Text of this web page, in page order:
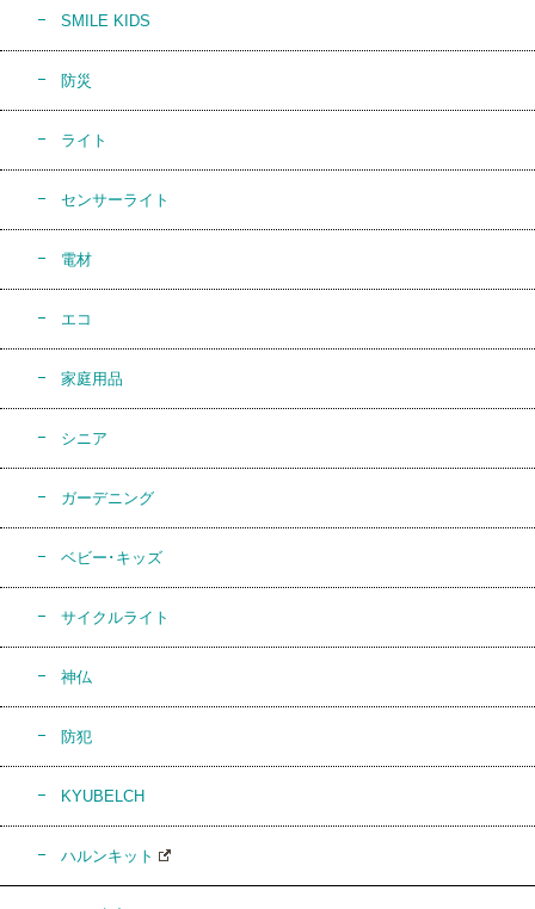
SMILE KIDS
防災
ライト
センサーライト
電材
エコ
家庭用品
シニア
ガーデニング
ベビー･キッズ
サイクルライト
神仏
防犯
KYUBELCH
ハルンキット